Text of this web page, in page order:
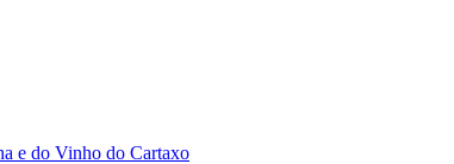
e do Vinho do Cartaxo